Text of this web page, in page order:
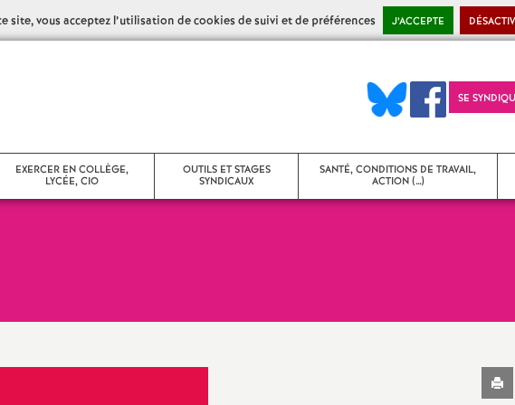
site, vous acceptez l’utilisation de cookies de suivi et de préférences J’ACCEPTE
SE
EXERCER EN COLLÈGE,
LYCÉE, CIO
OUTILS ET STAGES
SYNDICAUX
SANTÉ, CONDITIONS DE TRAVAIL,
ACTION (…)
l'article